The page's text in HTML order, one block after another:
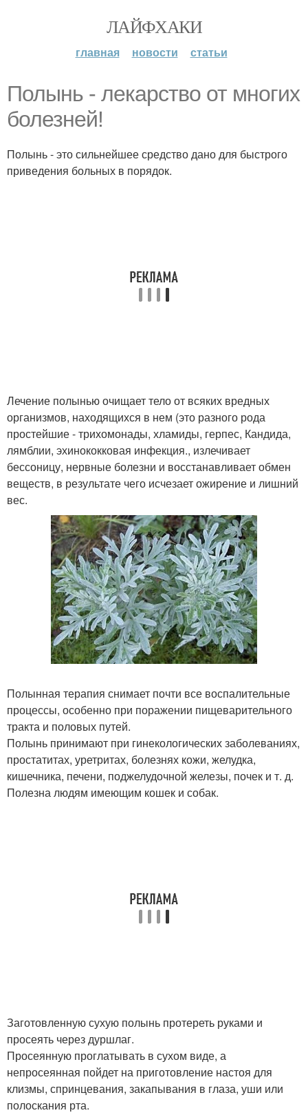
ЛАЙФХАКИ
главная новости статьи
Полынь - лекарство от многих
болезней!
Полынь - это сильнейшее средство дано для быстрого
приведения больных в порядок.
Лечение полынью очищает тело от всяких вредных
организмов, находящихся в нем (это разного рода
простейшие - трихомонады, хламиды, герпес, Кандида,
лямблии, эхинококковая инфекция., излечивает
бессоницу, нервные болезни и восстанавливает обмен
веществ, в результате чего исчезает ожирение и лишний
вес.
Полынная терапия снимает почти все воспалительные
процессы, особенно при поражении пищеварительного
тракта и половых путей.
Полынь принимают при гинекологических заболеваниях,
простатитах, уретритах, болезнях кожи, желудка,
кишечника, печени, поджелудочной железы, почек и т. д.
Полезна людям имеющим кошек и собак.
Заготовленную сухую полынь протереть руками и
просеять через дуршлаг.
Просеянную проглатывать в сухом виде, а
непросеянная пойдет на приготовление настоя для
клизмы, спринцевания, закапывания в глаза, уши или
полоскания рта.